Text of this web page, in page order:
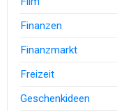
Finanzen
Finanzmarkt
Freizeit
Geschenkideen